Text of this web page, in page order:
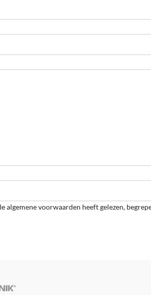
voorwaarden heeft gelezen,